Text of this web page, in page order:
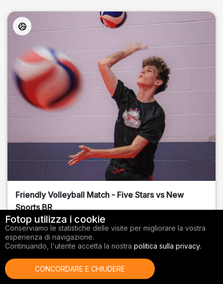
Friendly Volleyball Match - Five Stars vs New
Sports BR
Orange County, FL
01/14/2026
Fotop utilizza i cookie
Conserviamo le statistiche delle visite per migliorare la vostra
esperienza di navigazione.
Continuando, l'utente accetta la nostra politica sulla privacy.
CONCORDARE E CHIUDERE